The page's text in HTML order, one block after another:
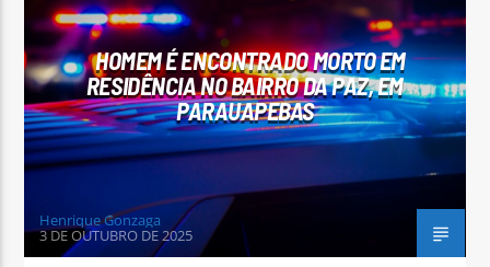
Arara Azul FM
HOMEM É ENCONTRADO MORTO EM
RESIDÊNCIA NO BAIRRO DA PAZ, EM
PARAUAPEBAS
Henrique Gonzaga
3 DE OUTUBRO DE 2025